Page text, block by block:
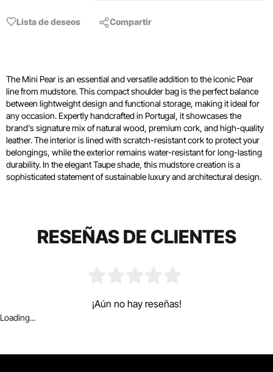
Lista de deseos Compartir
The Mini Pear is an essential and versatile addition to the iconic Pear
line from mudstore. This compact shoulder bag is the perfect balance
between lightweight design and functional storage, making it ideal for
any occasion. Expertly handcrafted in Portugal, it showcases the
brand's signature mix of natural wood, premium cork, and high-quality
leather. The interior is lined with scratch-resistant cork to protect your
belongings, while the exterior remains water-resistant for long-lasting
durability. In the elegant Taupe shade, this mudstore creation is a
sophisticated statement of sustainable luxury and architectural design.
RESEÑAS DE CLIENTES
¡Aún no hay reseñas!
Loading...